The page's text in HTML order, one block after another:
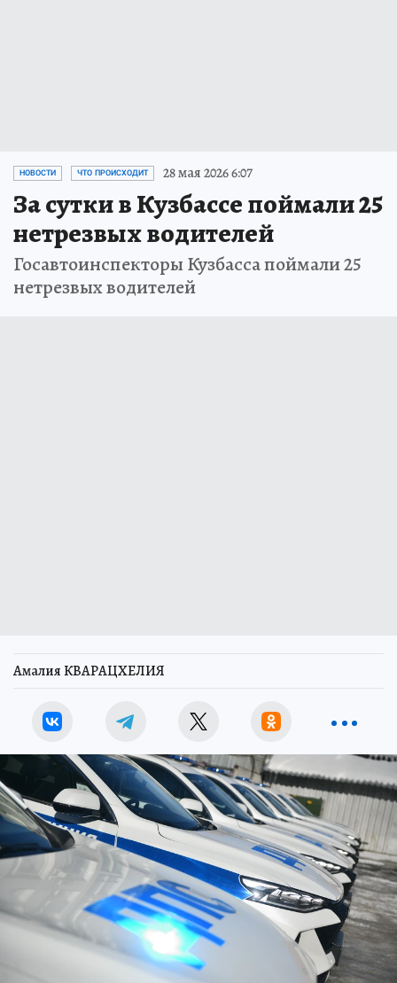
НОВОСТИ ЧТО ПРОИСХОДИТ 28 мая 2026 6:07
За сутки в Кузбассе поймали 25
нетрезвых водителей
Госавтоинспекторы Кузбасса поймали 25
нетрезвых водителей
Амалия КВАРАЦХЕЛИЯ